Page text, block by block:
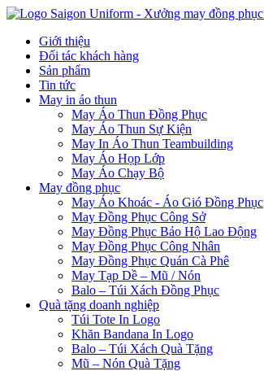
Giới thiệu
Đối tác khách hàng
Sản phẩm
Tin tức
May in áo thun
May Áo Thun Đồng Phục
May Áo Thun Sự Kiện
May In Áo Thun Teambuilding
May Áo Họp Lớp
May Áo Chạy Bộ
May đồng phục
May Áo Khoác - Áo Gió Đồng Phục
May Đồng Phục Công Sở
May Đồng Phục Bảo Hộ Lao Động
May Đồng Phục Công Nhân
May Đồng Phục Quán Cà Phê
May Tạp Dề – Mũ / Nón
Balo – Túi Xách Đồng Phục
Quà tặng doanh nghiệp
Túi Tote In Logo
Khăn Bandana In Logo
Balo – Túi Xách Quà Tặng
Mũ – Nón Quà Tặng